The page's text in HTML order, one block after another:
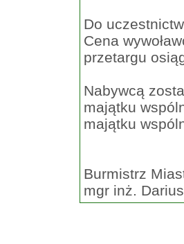
Do
Cena
przetargu
Nabywcą
majątku
majątku
Burmistrz
mgr inż.